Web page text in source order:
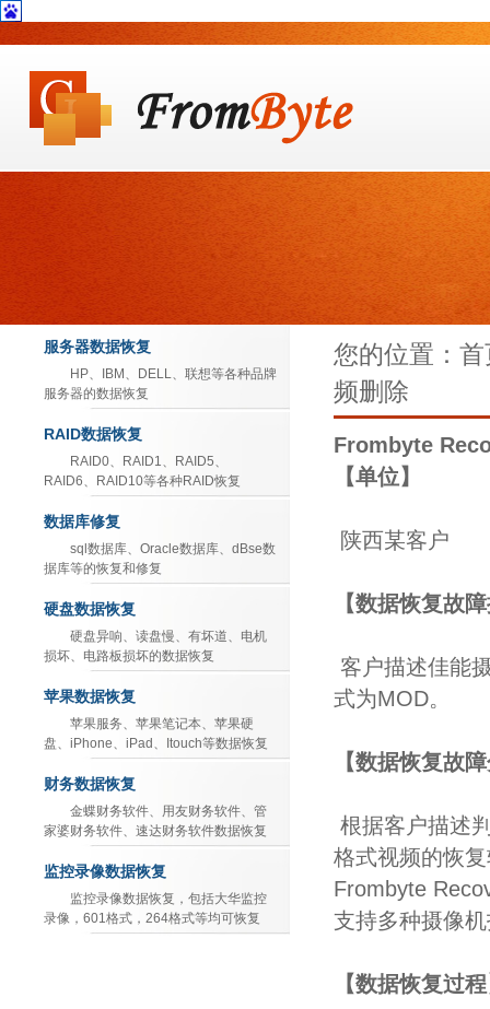
服务器数据恢复
HP、IBM、DELL、联想等各种品牌
服务器的数据恢复
RAID数据恢复
RAID0、RAID1、RAID5、
RAID6、RAID10等各种RAID恢复
数据库修复
sql数据库、Oracle数据库、dBse数
据库等的恢复和修复
硬盘数据恢复
硬盘异响、读盘慢、有坏道、电机
损坏、电路板损坏的数据恢复
苹果数据恢复
苹果服务、苹果笔记本、苹果硬
盘、iPhone、iPad、Itouch等数据恢复
财务数据恢复
金蝶财务软件、用友财务软件、管
家婆财务软件、速达财务软件数据恢复
监控录像数据恢复
监控录像数据恢复，包括大华监控
录像，601格式，264格式等均可恢复
您的位置：
频删除
Frombyte
【单位】
陕西某客户
【数据恢复故
客户描述佳能
式为MOD。
【数据恢复故
根据客户描述
格式视频的恢
Frombyte
支持多种摄像
【数据恢复过